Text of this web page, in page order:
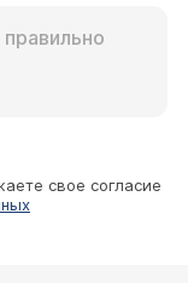
свое согласие